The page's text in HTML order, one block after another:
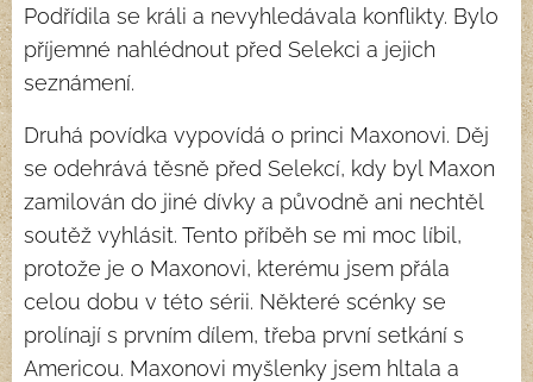
Podřídila se králi a nevyhledávala konflikty. Bylo
příjemné nahlédnout před Selekci a jejich
seznámení.
Druhá povídka vypovídá o princi Maxonovi. Děj
se odehrává těsně před Selekcí, kdy byl Maxon
zamilován do jiné dívky a původně ani nechtěl
soutěž vyhlásit. Tento příběh se mi moc líbil,
protože je o Maxonovi, kterému jsem přála
celou dobu v této sérii. Některé scénky se
prolínají s prvním dílem, třeba první setkání s
Americou. Maxonovi myšlenky jsem hltala a